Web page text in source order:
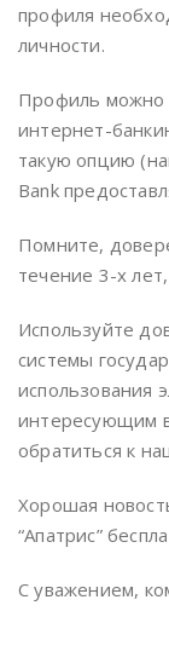
профиля
личности.
Профиль можно
интернет-
такую опцию
Bank
Помните,
течение 3-х
Используйте
системы
использования
интересующим
обратиться к
Хорошая
“Апатрис”
С уважением,